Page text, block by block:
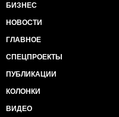
есть ли эта поддержка
А теперь посмотрим на
Это Сирия на сейчас.
Садик в Ираке, через
в Сириии, а также
районе Эль-Баб.
Кобане успешно идут
БИЗНЕС
НОВОСТИ
ГЛАВНОЕ
СПЕЦПРОЕКТЫ
ПУБЛИКАЦИИ
КОЛОНКИ
ВИДЕО